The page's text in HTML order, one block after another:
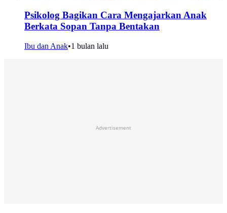
Psikolog Bagikan Cara Mengajarkan Anak
Berkata Sopan Tanpa Bentakan
Ibu dan Anak•1 bulan lalu
Advertisement